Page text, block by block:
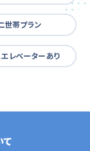
世帯プラン
レベーターあり
て